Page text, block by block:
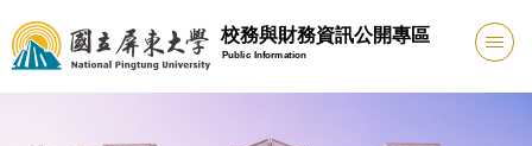
跳
到
主
校務與財務資訊公開專區
Public Information